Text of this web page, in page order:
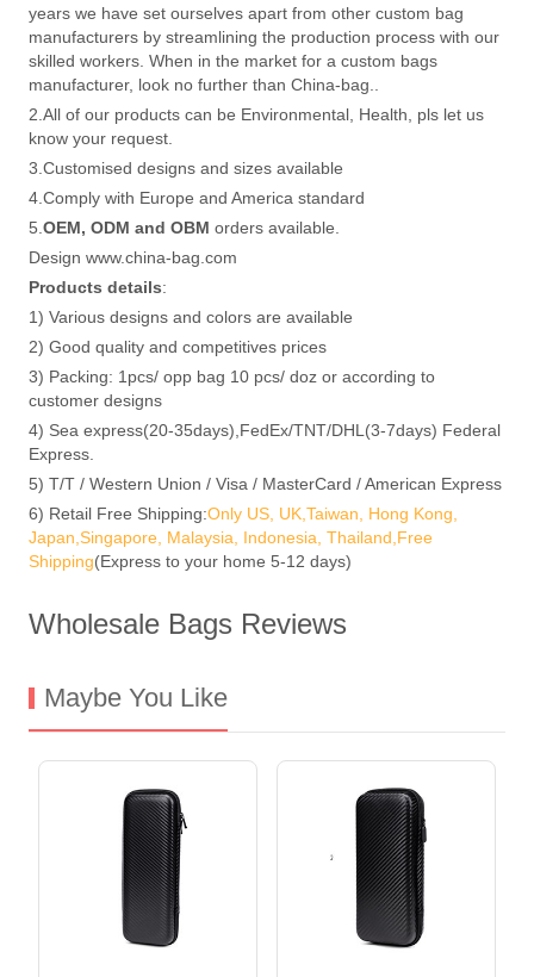
years we have set ourselves apart from other custom bag
manufacturers by streamlining the production process with our
skilled workers. When in the market for a custom bags
manufacturer, look no further than China-bag..
2.All of our products can be Environmental, Health, pls let us
know your request.
3.Customised designs and sizes available
4.Comply with Europe and America standard
5. OEM, ODM and OBM orders available.
Design www.china-bag.com
Products details:
1) Various designs and colors are available
2) Good quality and competitives prices
3) Packing: 1pcs/ opp bag 10 pcs/ doz or according to
customer designs
4) Sea express(20-35days),FedEx/TNT/DHL(3-7days) Federal
Express.
5) T/T / Western Union / Visa / MasterCard / American Express
6) Retail Free Shipping:Only US, UK,Taiwan, Hong Kong,
Japan,Singapore, Malaysia, Indonesia, Thailand,Free
Shipping(Express to your home 5-12 days)
Wholesale Bags Reviews
Maybe You Like